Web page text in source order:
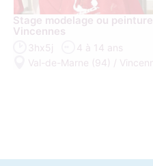
Stage modelage ou
Vincennes
3hx5j
4 à 14 ans
Val-de-Marne (94) /